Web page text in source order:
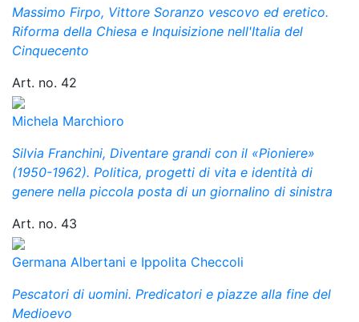
Massimo Firpo, Vittore Soranzo vescovo ed eretico.
Riforma della Chiesa e Inquisizione nell'Italia del
Cinquecento
Art. no. 42
Michela Marchioro
Silvia Franchini, Diventare grandi con il «Pioniere»
(1950-1962). Politica, progetti di vita e identità di
genere nella piccola posta di un giornalino di sinistra
Art. no. 43
Germana Albertani e Ippolita Checcoli
Pescatori di uomini. Predicatori e piazze alla fine del
Medioevo